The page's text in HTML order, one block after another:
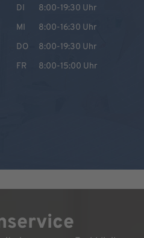
DI
8:00-19:30 Uhr
MI
8:00-16:30 Uhr
DO
8:00-19:30 Uhr
FR
8:00-15:00 Uhr